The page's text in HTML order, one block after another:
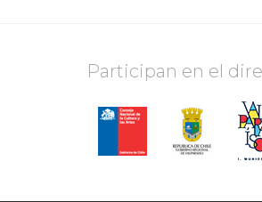
Participan en el